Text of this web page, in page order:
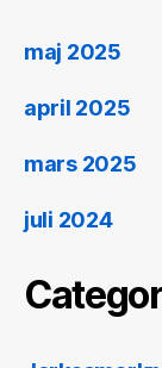
maj 2025
april 2025
mars 2025
juli 2024